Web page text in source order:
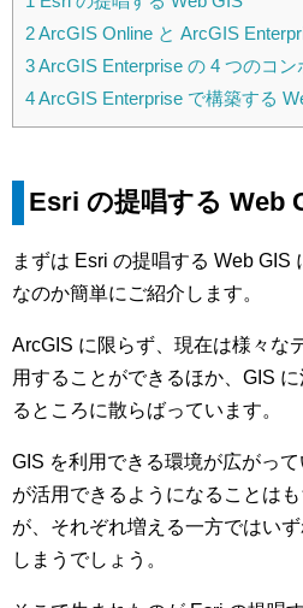
2ArcGIS Online と ArcGIS
3ArcGIS Enterprise の 4 つのコン
4ArcGIS Enterprise で構築する
Esri の提唱する Web
まずは Esri の提唱する Web GIS
なのか簡単にご紹介します。
ArcGIS に限らず、現在は様々な
用することができるほか、GIS
るところに散らばっています。
GIS を利用できる環境が広がっ
が活用できるようになることは
が、それぞれ増える一方ではい
しまうでしょう。